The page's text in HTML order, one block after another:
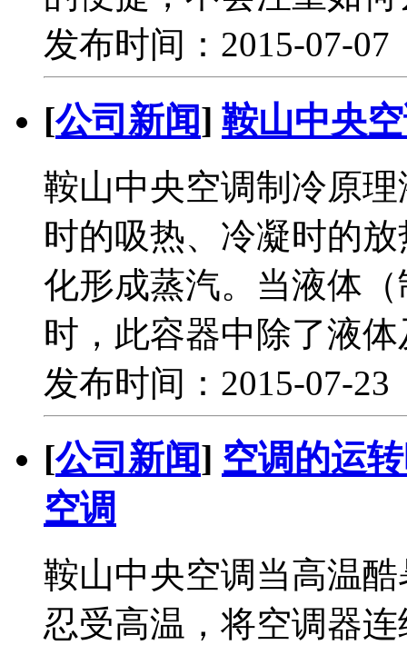
发布时间：2015-07-
[公司新闻] 鞍山中央
鞍山中央空调制冷原
时的吸热、冷凝时的
化形成蒸汽。当液体
时，此容器中除了液
发布时间：2015-07-
[公司新闻] 空调的运
空调
鞍山中央空调当高温
忍受高温，将空调器